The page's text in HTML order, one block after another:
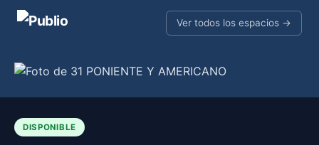
Ver todos los espacios →
DISPONIBLE